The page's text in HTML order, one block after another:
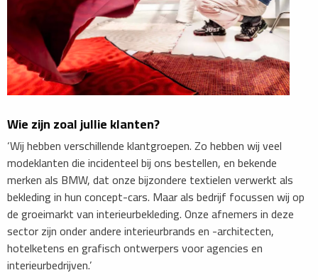
Wie zijn zoal jullie klanten?
‘Wij hebben verschillende klantgroepen. Zo hebben wij veel
modeklanten die incidenteel bij ons bestellen, en bekende
merken als BMW, dat onze bijzondere textielen verwerkt als
bekleding in hun concept-cars. Maar als bedrijf focussen wij op
de groeimarkt van interieurbekleding. Onze afnemers in deze
sector zijn onder andere interieurbrands en -architecten,
hotelketens en grafisch ontwerpers voor agencies en
interieurbedrijven.’